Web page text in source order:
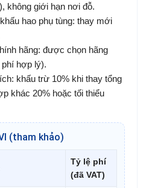
không giới hạn nơi đỗ.
hao phụ tùng: thay mới
hãng: được chọn hãng
phí hợp lý).
khấu trừ 10% khi thay tổng
khác 20% hoặc tối thiểu
(tham khảo)
Tỷ lệ phí
(đã VAT)